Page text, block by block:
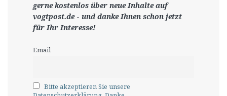
gernekostenlos über neue Inhalte auf
vogtpost.de- und danke Ihnen schon jetzt
für Ihr Interesse!
Email
Bitte akzeptieren Sie unsere